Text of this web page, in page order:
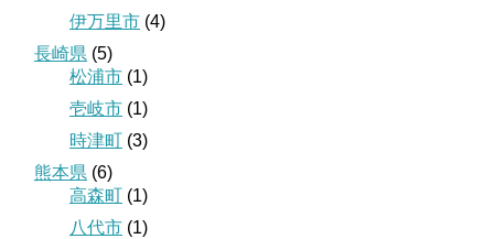
伊万里市 (4)
長崎県 (5)
松浦市 (1)
壱岐市 (1)
時津町 (3)
熊本県 (6)
高森町 (1)
八代市 (1)